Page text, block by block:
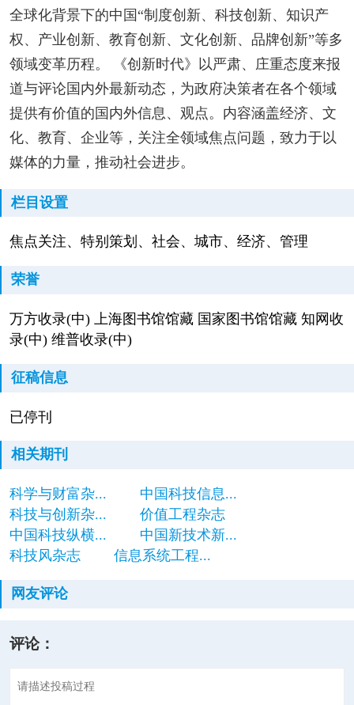
全球化背景下的中国“制度创新、科技创新、知识产
权、产业创新、教育创新、文化创新、品牌创新”等多
领域变革历程。 《创新时代》以严肃、庄重态度来报
道与评论国内外最新动态，为政府决策者在各个领域
提供有价值的国内外信息、观点。内容涵盖经济、文
化、教育、企业等，关注全领域焦点问题，致力于以
媒体的力量，推动社会进步。
栏目设置
焦点关注、特别策划、社会、城市、经济、管理
荣誉
万方收录(中) 上海图书馆馆藏 国家图书馆馆藏 知网收
录(中) 维普收录(中)
征稿信息
已停刊
相关期刊
科学与财富杂...
中国科技信息...
科技与创新杂...
价值工程杂志
中国科技纵横...
中国新技术新...
科技风杂志
信息系统工程...
网友评论
评论：